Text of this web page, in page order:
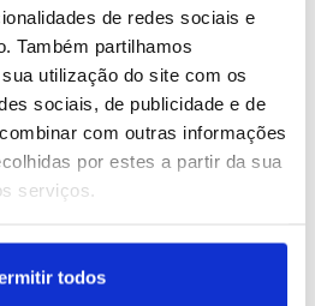
de redes sociais e
Também partilhamos
utilização do site com os
sociais, de publicidade e de
com outras informações
por estes a partir da sua
serviços.
todos
ID: 47578662 Date: 07/08/2026 17:11
Mau tempo: Obras mais
urgentes nas praias estão